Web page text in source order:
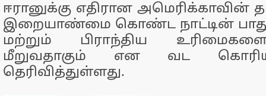
ஈரானுக்கு எதிரான அமெரிக்காவின்
இறையாண்மை கொண்ட நாட்டின்
மற்றும் பிராந்திய
மீறுவதாகும் என வட
தெரிவித்துள்ளது.